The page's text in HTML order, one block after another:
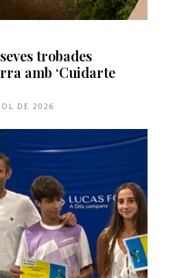
trobades
amb ‘Cuidarte
DE 2026